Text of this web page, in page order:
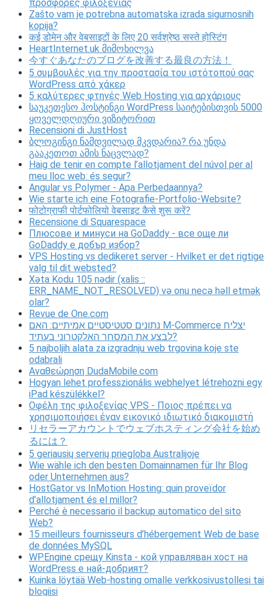
προσφορές φιλοξενίας
Zašto vam je potrebna automatska izrada sigurnosnih
kopija?
कई डोमेन और वेबसाइटों के लिए 20 सर्वश्रेष्ठ सस्ते होस्टिंग
HeartInternet.uk მიმოხილვა
今すぐあなたのブログを改善する最良の方法！
5 συμβουλές για την προστασία του ιστότοπού σας
WordPress από χάκερ
5 καλύτερες φτηνές Web Hosting για αρχάριους
საუკეთესო ჰოსტინგი WordPress საიტებისთვის 5000
ყოველდღიური ვიზიტორით
Recensioni di JustHost
ბლოგინგი ნამდვილად მკვდარია? რა უნდა
გააკეთოთ ამის ნაცვლად?
Haig de tenir en compte l’allotjament del núvol per al
meu lloc web: és segur?
Angular vs Polymer - Apa Perbedaannya?
Wie starte ich eine Fotografie-Portfolio-Website?
फोटोग्राफी पोर्टफोलियो वेबसाइट कैसे शुरू करें?
Recensione di Squarespace
Плюсове и минуси на GoDaddy - все още ли
GoDaddy е добър избор?
VPS Hosting vs dedikeret server - Hvilket er det rigtige
valg til dit websted?
Xəta Kodu 105 nədir (xalis ::
ERR_NAME_NOT_RESOLVED) və onu necə həll etmək
olar?
Revue de One.com
נתונים סטטיסטיים אמיתיים: האם M-Commerce יצליח
לבצע את המסחר האלקטרוני בעתיד?
5 najboljih alata za izgradnju web trgovina koje ste
odabrali
Αναθεώρηση DudaMobile.com
Hogyan lehet professzionális webhelyet létrehozni egy
iPad készülékkel?
Οφέλη της φιλοξενίας VPS - Ποιος πρέπει να
χρησιμοποιήσει έναν εικονικό ιδιωτικό διακομιστή
リセラーアカウントでウェブホスティング会社を始め
るには？
5 geriausių serverių priegloba Australijoje
Wie wähle ich den besten Domainnamen für Ihr Blog
oder Unternehmen aus?
HostGator vs InMotion Hosting: quin proveïdor
d’allotjament és el millor?
Perché è necessario il backup automatico del sito
Web?
15 meilleurs fournisseurs d’hébergement Web de base
de données MySQL
WPEngine срещу Kinsta - кой управляван хост на
WordPress е най-добрият?
Kuinka löytää Web-hosting omalle verkkosivustollesi tai
blogiisi